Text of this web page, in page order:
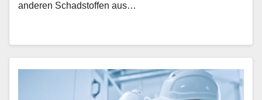
anderen Schadstoffen aus…